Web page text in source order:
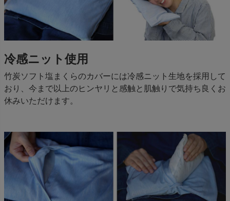
冷感ニット使用
竹炭ソフト塩まくらのカバーには冷感ニット生地を採用して
おり、今まで以上のヒンヤリと感触と肌触りで気持ち良くお
休みいただけます。